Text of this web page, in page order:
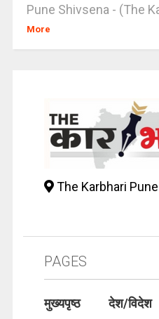
Pune Shivsena - (The
More
The Karbhari Pune
PAGES
मुख्यपृष्ठ देश/विदेश